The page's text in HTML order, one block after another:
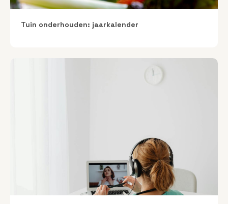
Tuin onderhouden: jaarkalender